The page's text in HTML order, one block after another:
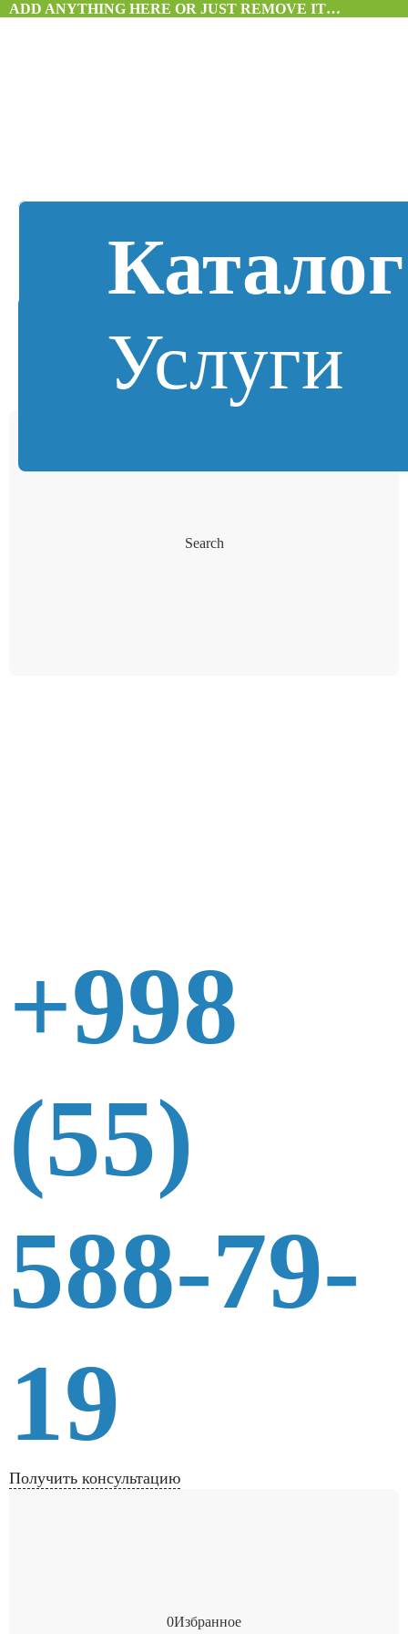
ADD ANYTHING HERE OR JUST REMOVE IT…
Каталог
Услуги
Search
+998
(55)
588-79-
19
Получить консультацию
0Избранное